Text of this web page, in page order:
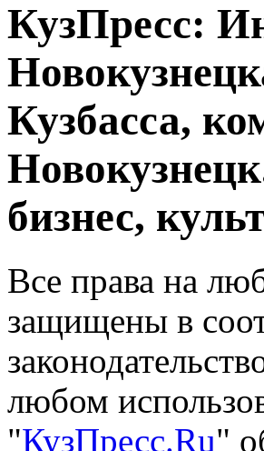
КузПресс:
Кузбасса,
бизнес,
Все права на
защищены в
любом
"КузПресс.Ru"